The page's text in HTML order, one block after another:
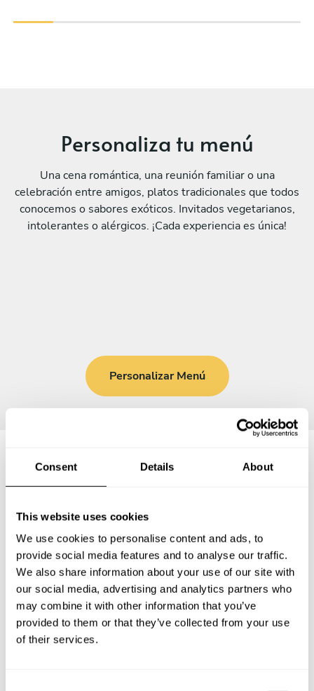
Consent Details About
This website uses cookies
We use cookies to personalise content and ads, to
provide social media features and to analyse our traffic.
We also share information about your use of our site with
our social media, advertising and analytics partners who
may combine it with other information that you’ve
provided to them or that they’ve collected from your use
of their services.
Personaliza tu menú
Una cena romántica, una reunión familiar o una
celebración entre amigos, platos tradicionales que todos
conocemos o sabores exóticos. Invitados vegetarianos,
intolerantes o alérgicos. ¡Cada experiencia es única!
Personalizar Menú
Preguntas frecuentes
Estas son las preguntas más frecuentes sobre Chef a
Domicilio en Santo Tomás.
¿Qué incluye un servicio de Chef a Domicilio en Santo
Tomás?